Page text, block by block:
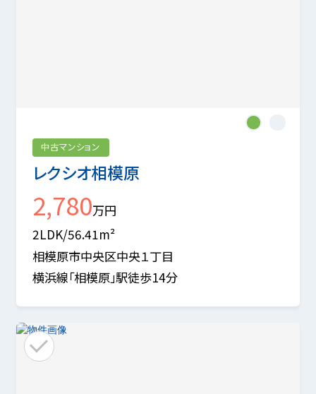
レクシオ相模原
中古マンション
2,780万円
2LDK/56.41m²
相模原市中央区中央１丁目
横浜線「相模原」駅徒歩14分